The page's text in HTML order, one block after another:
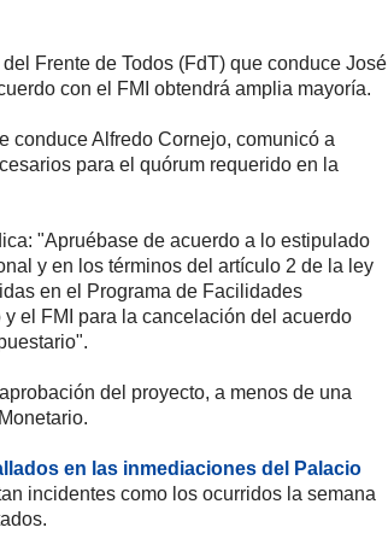
Frente de Todos (FdT) que conduce José
con el FMI obtendrá amplia mayoría.
conduce Alfredo Cornejo, comunicó a
para el quórum requerido en la
"Apruébase de acuerdo a lo estipulado
y en los términos del artículo 2 de la ley
en el Programa de Facilidades
el FMI para la cancelación del acuerdo
del proyecto, a menos de una
en las inmediaciones del Palacio
incidentes como los ocurridos la semana